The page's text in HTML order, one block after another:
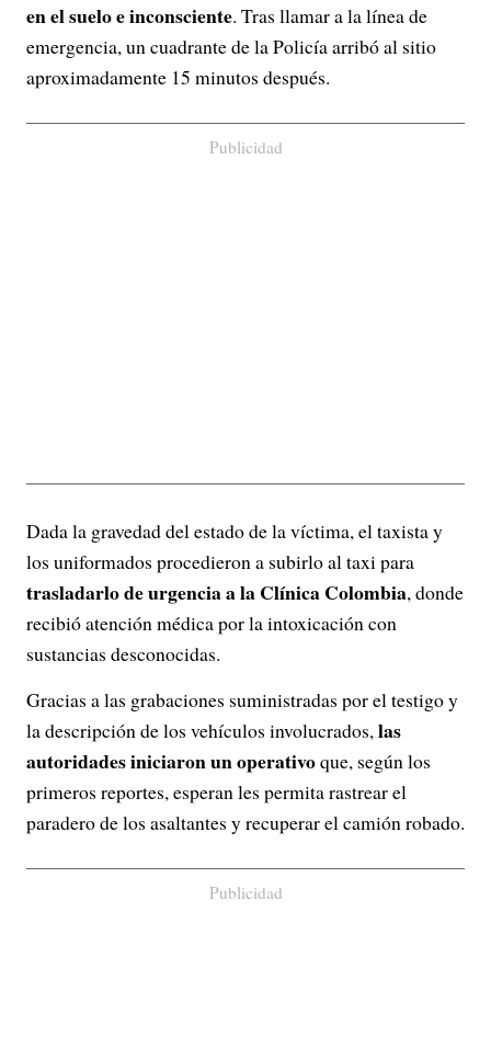
en el suelo e inconsciente. Tras llamar a la línea de
emergencia, un cuadrante de la Policía arribó al sitio
aproximadamente 15 minutos después.
Publicidad
Dada la gravedad del estado de la víctima, el taxista y
los uniformados procedieron a subirlo al taxi para
trasladarlo de urgencia a la Clínica Colombia, donde
recibió atención médica por la intoxicación con
sustancias desconocidas.
Gracias a las grabaciones suministradas por el testigo y
la descripción de los vehículos involucrados,las
autoridades iniciaron un operativoque, según los
primeros reportes, esperan les permita rastrear el
paradero de los asaltantes y recuperar el camión robado.
Publicidad